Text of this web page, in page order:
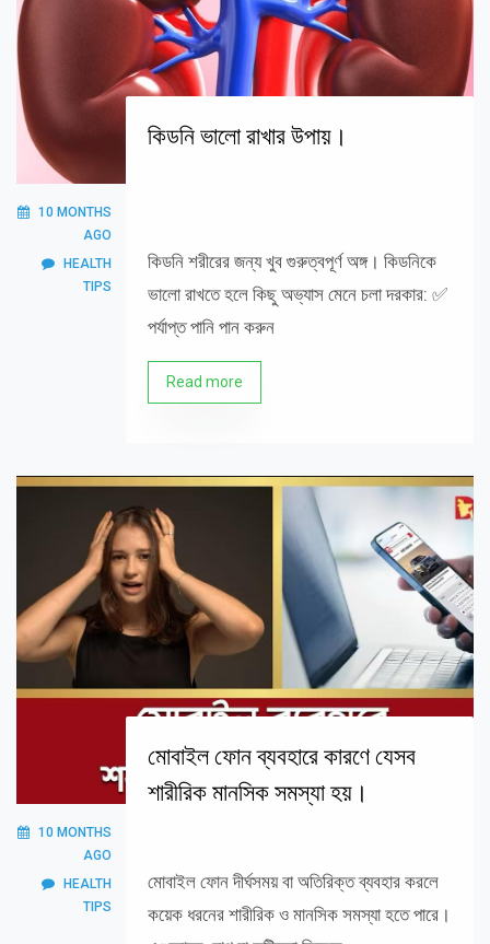
10 MONTHS
AGO
HEALTH
TIPS
কিডনি ভালো রাখার উপায়।
কিডনি শরীরের জন্য খুব গুরুত্বপূর্ণ অঙ্গ। কিডনিকে
ভালো রাখতে হলে কিছু অভ্যাস মেনে চলা দরকার: ✅
পর্যাপ্ত পানি পান করুন
Read more
10 MONTHS
AGO
HEALTH
TIPS
মোবাইল ফোন ব্যবহারে কারণে যেসব
শারীরিক মানসিক সমস্যা হয়।
মোবাইল ফোন দীর্ঘসময় বা অতিরিক্ত ব্যবহার করলে
কয়েক ধরনের শারীরিক ও মানসিক সমস্যা হতে পারে।